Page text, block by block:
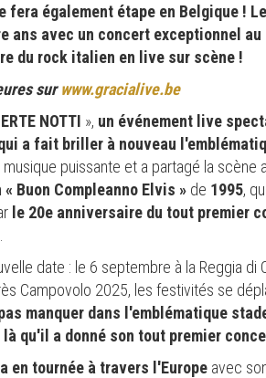
fera également étape en Belgique !
avec un concert exceptionnel au
du rock italien en live sur scène !
surwww.gracialive.be
NOTTI », un événement live
a fait briller à nouveau
puissante et a partagé la
« Buon Compleanno Elvis » de 1995,
le 20e anniversaire du tout premier
date : le 6 septembre à la Reggia di
Campovolo 2025, les festivités se
manquer dans l'emblématique
qu'il a donné son tout premier
en tournée à travers l'Europe avec